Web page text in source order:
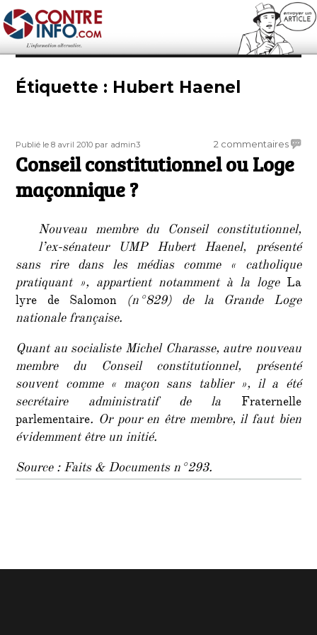
Contre-Info
Étiquette : Hubert Haenel
Publié
le
Publié le 8 avril 2010 Auteur
par admin3 2 commentairessur
?
Conseil constitutionnel ou Loge
maçonnique ?
Nouveau membre du Conseil constitutionnel,
l’ex-sénateur UMP Hubert Haenel, présenté
sans rire dans les médias comme « catholique
pratiquant », appartient notamment à la logeLa
lyre de Salomon(n°829) de la Grande Loge
nationale française.
Quant au socialiste Michel Charasse, autre nouveau
membre du Conseil constitutionnel, présenté
souvent comme « maçon sans tablier », il a été
secrétaire administratif de la Fraternelle
parlementaire. Or pour en être membre, il faut bien
évidemment être un initié.
Source : Faits & Documents n°293.